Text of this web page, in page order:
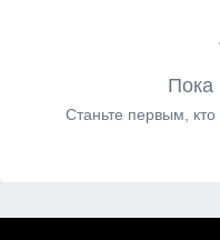
Пока
Станьте первым, кто